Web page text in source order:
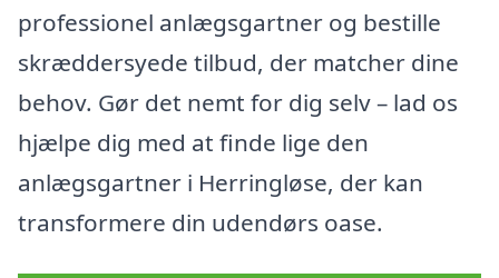
professionel anlægsgartner og bestille
skræddersyede tilbud, der matcher dine
behov. Gør det nemt for dig selv – lad os
hjælpe dig med at finde lige den
anlægsgartner i Herringløse, der kan
transformere din udendørs oase.